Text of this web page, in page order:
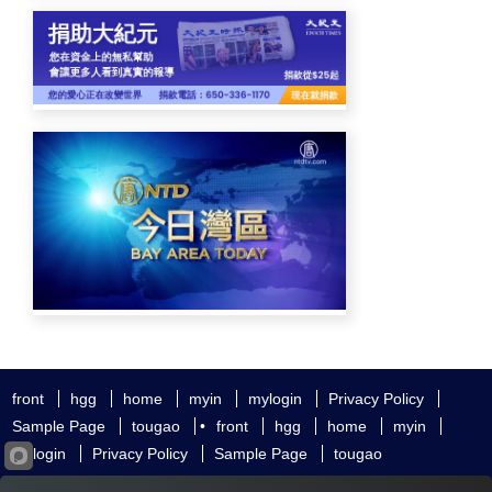
front hgg home myin mylogin
Privacy Policy
Sample Page
tougao • front hgg home
myin
mylogin
Privacy Policy Sample Page tougao